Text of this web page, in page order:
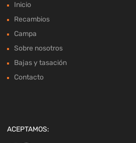
Inicio
Recambios
Campa
Sobre nosotros
Bajas y tasación
Contacto
ACEPTAMOS: